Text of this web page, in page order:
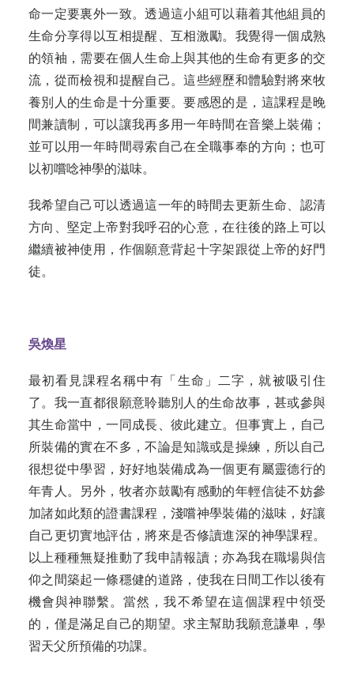
命一定要裏外一致。透過這小組可以藉着其他組員的
生命分享得以互相提醒、互相激勵。我覺得一個成熟
的領袖，需要在個人生命上與其他的生命有更多的交
流，從而檢視和提醒自己。這些經歷和體驗對將來牧
養別人的生命是十分重要。要感恩的是，這課程是晚
間兼讀制，可以讓我再多用一年時間在音樂上裝備；
並可以用一年時間尋索自己在全職事奉的方向；也可
以初嚐唸神學的滋味。
我希望自己可以透過這一年的時間去更新生命、認清
方向、堅定上帝對我呼召的心意，在往後的路上可以
繼續被神使用，作個願意背起十字架跟從上帝的好門
徒。
吳煥星
最初看見課程名稱中有「生命」二字，就被吸引住
了。我一直都很願意聆聽別人的生命故事，甚或參與
其生命當中，一同成長、彼此建立。但事實上，自己
所裝備的實在不多，不論是知識或是操練，所以自己
很想從中學習，好好地裝備成為一個更有屬靈德行的
年青人。另外，牧者亦鼓勵有感動的年輕信徒不妨參
加諸如此類的證書課程，淺嚐神學裝備的滋味，好讓
自己更切實地評估，將來是否修讀進深的神學課程。
以上種種無疑推動了我申請報讀；亦為我在職場與信
仰之間築起一條穩健的道路，使我在日間工作以後有
機會與神聯繫。當然，我不希望在這個課程中領受
的，僅是滿足自己的期望。求主幫助我願意謙卑，學
習天父所預備的功課。